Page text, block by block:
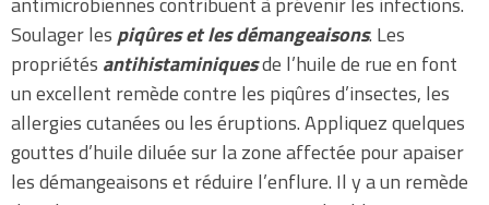
Soulager les piqûres et les démangeaisons. Les
propriétés antihistaminiquesde l’huile de rue en font
un excellent remède contre les piqûres d’insectes, les
allergies cutanées ou les éruptions. Appliquez quelques
gouttes d’huile diluée sur la zone affectée pour apaiser
les démangeaisons et réduire l’enflure. Il y a un remède